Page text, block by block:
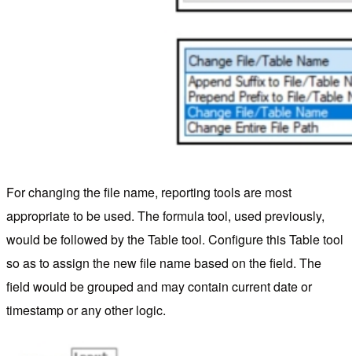
For changing the file name, reporting tools are most
appropriate to be used. The formula tool, used previously,
would be followed by the Table tool. Configure this Table tool
so as to assign the new file name based on the field. The
field would be grouped and may contain current date or
timestamp or any other logic.